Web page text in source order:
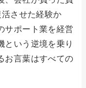
させた経験か
サポート業を経営
という逆境を乗り
お言葉はすべての